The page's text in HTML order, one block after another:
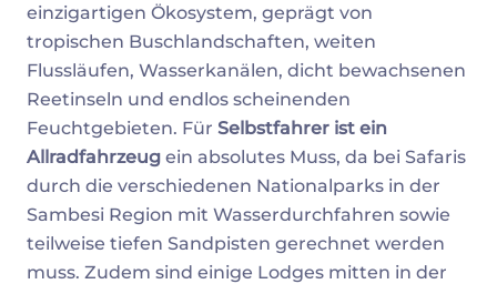
einzigartigen Ökosystem, geprägt von
tropischen Buschlandschaften, weiten
Flussläufen, Wasserkanälen, dicht bewachsenen
Reetinseln und endlos scheinenden
Feuchtgebieten. Für Selbstfahrer ist ein
Allradfahrzeug ein absolutes Muss, da bei Safaris
durch die verschiedenen Nationalparks in der
Sambesi Region mit Wasserdurchfahren sowie
teilweise tiefen Sandpisten gerechnet werden
muss. Zudem sind einige Lodges mitten in der